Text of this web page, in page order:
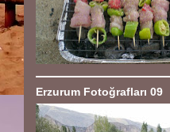
Erzurum Fotoğrafları 09